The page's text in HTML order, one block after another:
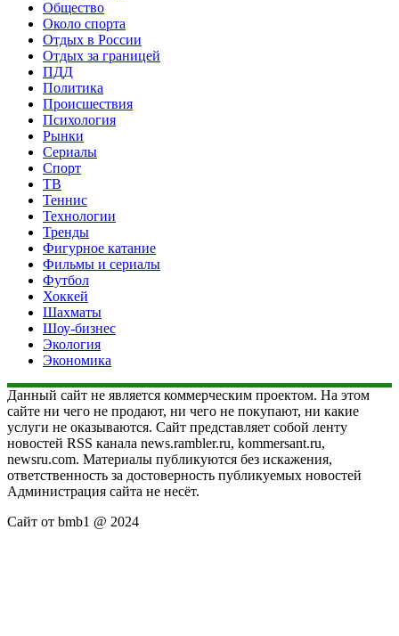
Общество
Около спорта
Отдых в России
Отдых за границей
ПДД
Политика
Происшествия
Психология
Рынки
Сериалы
Спорт
ТВ
Теннис
Технологии
Тренды
Фигурное катание
Фильмы и сериалы
Футбол
Хоккей
Шахматы
Шоу-бизнес
Экология
Экономика
Данный сайт не является коммерческим проектом. На этом
сайте ни чего не продают, ни чего не покупают, ни какие
услуги не оказываются. Сайт представляет собой ленту
новостей RSS канала news.rambler.ru, kommersant.ru,
newsru.com. Материалы публикуются без искажения,
ответственность за достоверность публикуемых новостей
Администрация сайта не несёт.
Сайт от bmb1 @ 2024